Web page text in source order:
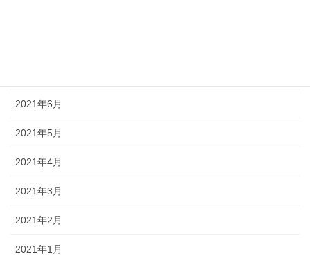
2021年6月
2021年5月
2021年4月
2021年3月
2021年2月
2021年1月